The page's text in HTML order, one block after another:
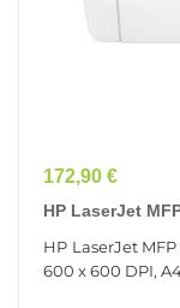
Prix
172,90 €
HP LaserJet
HP LaserJet
600 x 600 DPI,